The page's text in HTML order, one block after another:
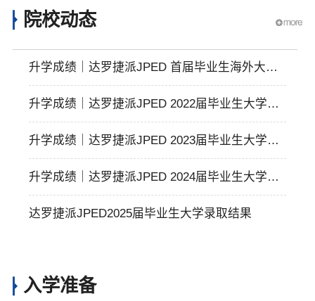
院校动态
升学成绩｜达罗捷派JPED 首届毕业生海外大学
录取捷报
升学成绩｜达罗捷派JPED 2022届毕业生大学录
取捷报
升学成绩｜达罗捷派JPED 2023届毕业生大学录
取结果公布
升学成绩｜达罗捷派JPED 2024届毕业生大学录
取结果
达罗捷派JPED2025届毕业生大学录取结果
入学准备